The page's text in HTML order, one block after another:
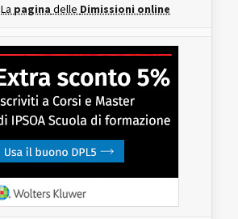
La pagina delle Dimissioni online